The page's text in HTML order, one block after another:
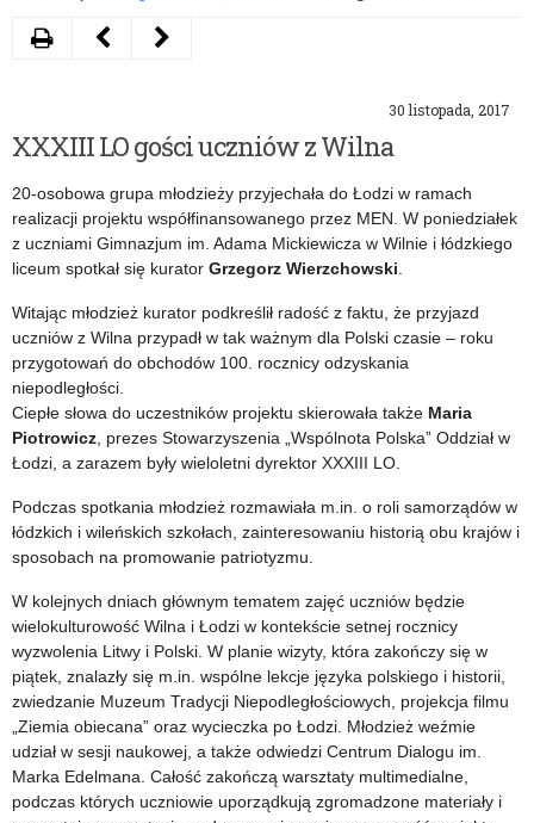
30 listopada, 2017
XXXIII LO gości uczniów z Wilna
20-osobowa grupa młodzieży przyjechała do Łodzi w ramach
realizacji projektu współfinansowanego przez MEN. W poniedziałek
z uczniami Gimnazjum im. Adama Mickiewicza w Wilnie i łódzkiego
liceum spotkał się kurator Grzegorz Wierzchowski
Witając młodzież kurator podkreślił radość z faktu, że przyjazd
uczniów z Wilna przypadł w tak ważnym dla Polski czasie – roku
przygotowań do obchodów 100. rocznicy odzyskania
niepodległości.
Ciepłe słowa do uczestników projektu skierowała także Maria
Piotrowicz , prezes Stowarzyszenia „Wspólnota Polska” Oddział w
Łodzi, a zarazem były wieloletni dyrektor XXXIII LO.
Podczas spotkania młodzież rozmawiała m.in. o roli samorządów w
łódzkich i wileńskich szkołach, zainteresowaniu historią obu krajów i
sposobach na promowanie patriotyzmu.
W kolejnych dniach głównym tematem zajęć uczniów będzie
wielokulturowość Wilna i Łodzi w kontekście setnej rocznicy
wyzwolenia Litwy i Polski. W planie wizyty, która zakończy się w
piątek, znalazły się m.in. wspólne lekcje języka polskiego i historii,
zwiedzanie Muzeum Tradycji Niepodległościowych, projekcja filmu
„Ziemia obiecana” oraz wycieczka po Łodzi. Młodzież weźmie
udział w sesji naukowej, a także odwiedzi Centrum Dialogu im.
Marka Edelmana. Całość zakończą warsztaty multimedialne,
podczas których uczniowie uporządkują zgromadzone materiały i
DrukujNastępny
edukacji
gościem
uroczystości
w
Rawie
Mazowieckiej
Poprzedni
SP
w
Błogiem
Rządowym
są
Super
Kibicami